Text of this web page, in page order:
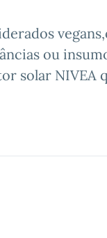
ou
solar NIVEA